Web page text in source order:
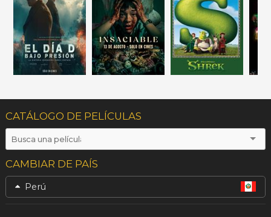
CATÁLOGO DE PELÍCULAS
CAMBIAR DE PAÍS
Perú